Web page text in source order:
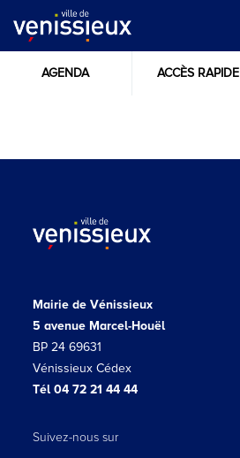
Content
AGENDA ACCÈS RAPIDE
Mairie de Vénissieux
5 avenue Marcel-Houël
BP 24 69631
Vénissieux Cédex
Tél 04 72 21 44 44
Suivez-nous sur